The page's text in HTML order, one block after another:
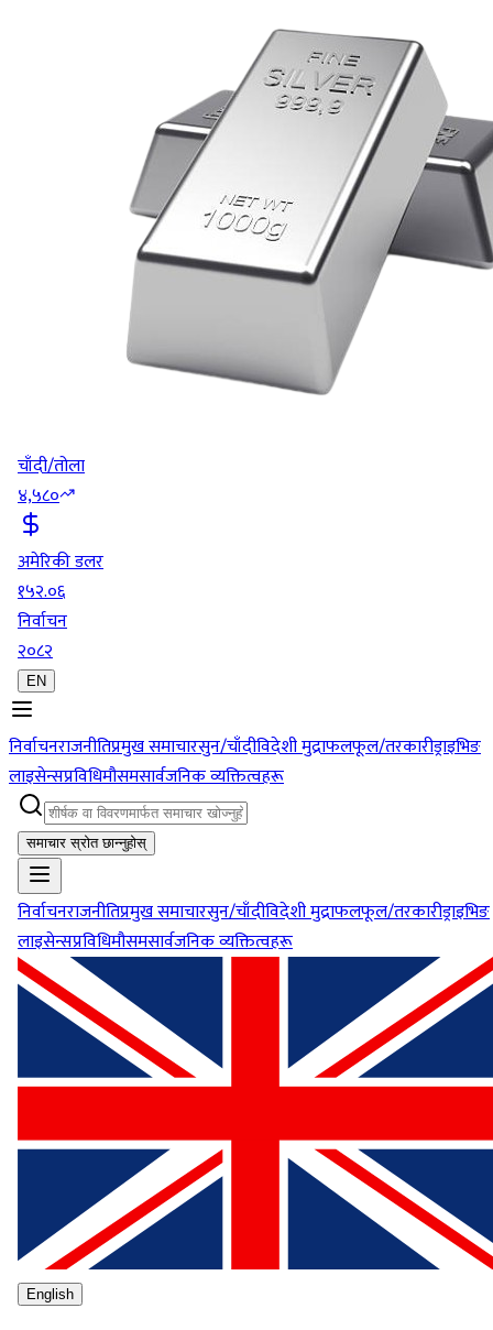
चाँदी/तोला
४,५८०
अमेरिकी डलर
१५२.०६
निर्वाचन
२०८२
EN
निर्वाचनराजनीतिप्रमुख समाचारसुन/चाँदीविदेशी मुद्राफलफूल/तरकारीड्राइभिङ
लाइसेन्सप्रविधिमौसमसार्वजनिक व्यक्तित्वहरू
समाचार स्रोत छान्नुहोस्
निर्वाचनराजनीतिप्रमुख समाचारसुन/चाँदीविदेशी मुद्राफलफूल/तरकारीड्राइभिङ
लाइसेन्सप्रविधिमौसमसार्वजनिक व्यक्तित्वहरू
English